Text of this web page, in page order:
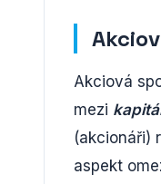
Akciová
mezi
(akcionáři)
aspekt